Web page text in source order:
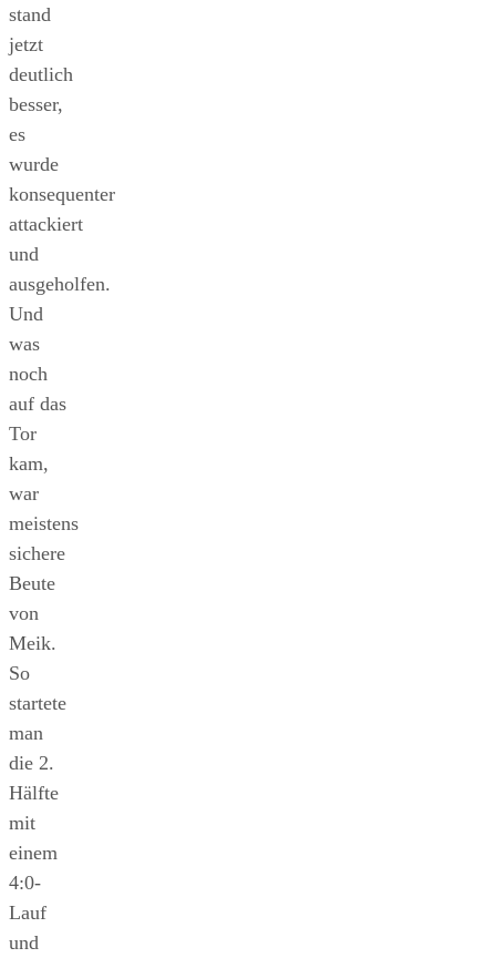
stand
jetzt
deutlich
besser,
es
wurde
konsequenter
attackiert
und
ausgeholfen.
Und
was
noch
auf das
Tor
kam,
war
meistens
sichere
Beute
von
Meik.
So
startete
man
die 2.
Hälfte
mit
einem
4:0-
Lauf
und